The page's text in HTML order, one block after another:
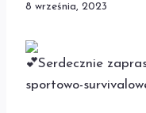
8 września, 2023
Serdecznie
sportowo-